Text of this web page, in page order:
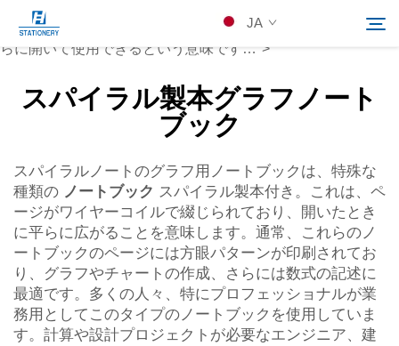
ノートブック
です。これは、ページがワイヤーコイルで綴じられており、平
らに開いて使用できるという意味です…">
JA
製品
会社概要
カスタムソリューション
リソース
Kontakuto Us
スパイラル製本グラフノート
ブック
スパイラルノートのグラフ用ノートブックは、特殊な
種類の ノートブック スパイラル製本付き。これは、ペ
ージがワイヤーコイルで綴じられており、開いたとき
に平らに広がることを意味します。通常、これらのノ
ートブックのページには方眼パターンが印刷されてお
り、グラフやチャートの作成、さらには数式の記述に
最適です。多くの人々、特にプロフェッショナルが業
務用としてこのタイプのノートブックを使用していま
す。計算や設計プロジェクトが必要なエンジニア、建